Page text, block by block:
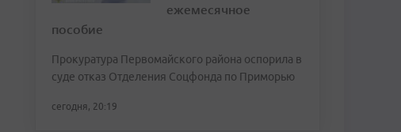
ежемесячное
пособие
Прокуратура Первомайского района оспорила в
суде отказ Отделения Соцфонда по Приморью
сегодня, 20:19